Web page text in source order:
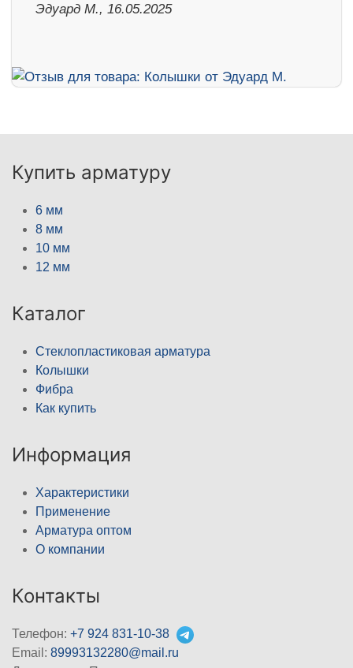
Эдуард М., 16.05.2025
Купить арматуру
6 мм
8 мм
10 мм
12 мм
Каталог
Стеклопластиковая арматура
Колышки
Фибра
Как купить
Информация
Характеристики
Применение
Арматура оптом
О компании
Контакты
Телефон: +7 924 831-10-38
Email: 89993132280@mail.ru